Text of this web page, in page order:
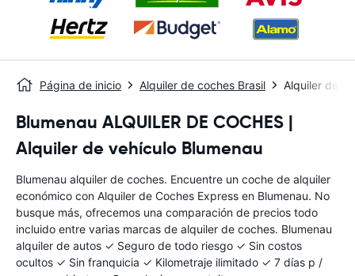
Página de inicio Alquiler de coches Brasil Alquiler de
Blumenau ALQUILER DE COCHES |
Alquiler de vehículo Blumenau
Blumenau alquiler de coches. Encuentre un coche de alquiler
económico con Alquiler de Coches Express en Blumenau. No
busque más, ofrecemos una comparación de precios todo
incluido entre varias marcas de alquiler de coches. Blumenau
alquiler de autos ✓ Seguro de todo riesgo ✓ Sin costos
ocultos ✓ Sin franquicia ✓ Kilometraje ilimitado ✓ 7 días p /